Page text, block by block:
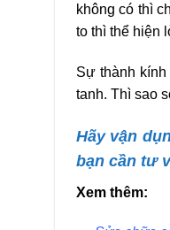
không có thì
to thì thể hiện
Sự thành
tanh. Thì sao
Hãy vận
bạn cần tư
Xem thêm: